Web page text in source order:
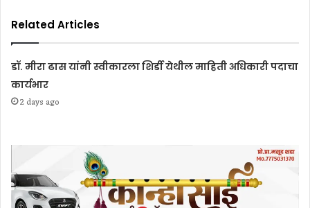
Related Articles
डॉ. मीरा ढास यांनी स्वीकारला शिर्डी येथील माहिती अधिकारी पदाचा
कार्यभार
2 days ago